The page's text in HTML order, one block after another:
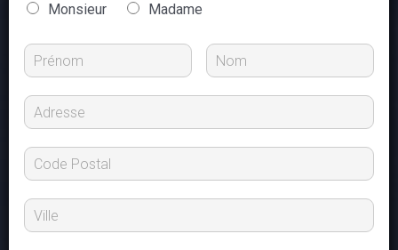
Monsieur
Madame